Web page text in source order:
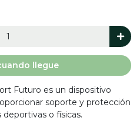
llegue
Futuro es un dispositivo
soporte y protección
o físicas.